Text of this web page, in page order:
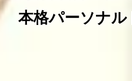
本格パーソナ